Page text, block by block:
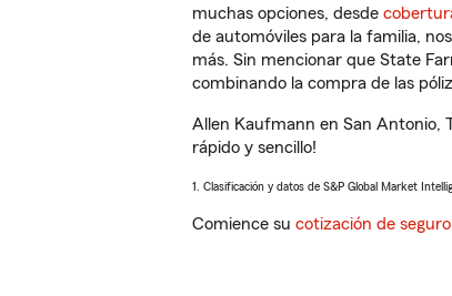
muchas opciones, desde
de automóviles para la familia,
más. Sin mencionar que State
combinando la compra de las
Allen Kaufmann en San Antonio,
rápido y sencillo!
1. Clasificación y datos de S&P Global Market
Comience su cotización de